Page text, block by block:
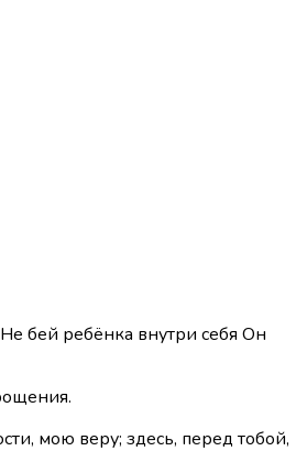
бей ребёнка внутри себя Он
мою веру; здесь, перед тобой,